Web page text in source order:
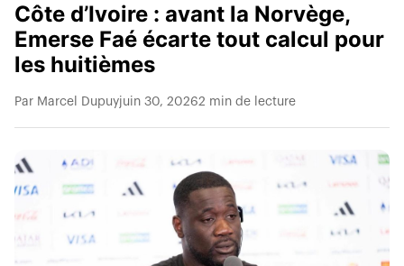
Côte d’Ivoire : avant la Norvège,
Emerse Faé écarte tout calcul pour
les huitièmes
Par Marcel Dupuyjuin 30, 20262 min de lecture